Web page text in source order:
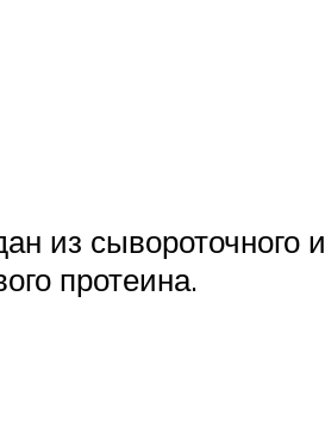
из сывороточного и
протеина.